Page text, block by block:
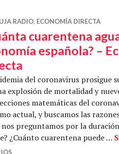
RADIO, ECONOMÍA DIRECTA
cuarentena
española? –
del coronavirus prosigue
explosión de mortalidad y
matemáticas del
actual, y buscamos las
preguntamos por la
¿Cuánto cuarentena puede …